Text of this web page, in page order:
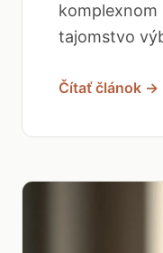
komplexnom
tajomstvo
Čítať článok →